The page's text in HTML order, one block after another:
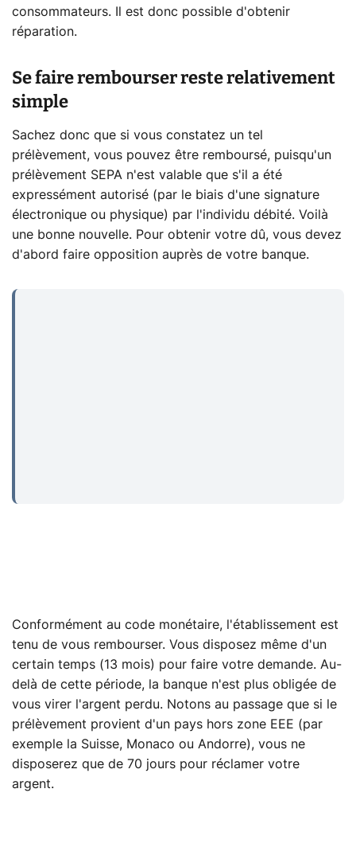
consommateurs. Il est donc possible d'obtenir
réparation.
Se faire rembourser reste relativement
simple
Sachez donc que si vous constatez un tel
prélèvement, vous pouvez être remboursé, puisqu'un
prélèvement SEPA n'est valable que s'il a été
expressément autorisé (par le biais d'une signature
électronique ou physique) par l'individu débité. Voilà
une bonne nouvelle. Pour obtenir votre dû, vous devez
d'abord faire opposition auprès de votre banque.
Conformément au code monétaire, l'établissement est
tenu de vous rembourser. Vous disposez même d'un
certain temps (13 mois) pour faire votre demande. Au-
delà de cette période, la banque n'est plus obligée de
vous virer l'argent perdu. Notons au passage que si le
prélèvement provient d'un pays hors zone EEE (par
exemple la Suisse, Monaco ou Andorre), vous ne
disposerez que de 70 jours pour réclamer votre
argent.